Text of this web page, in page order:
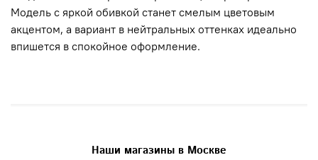
Модель с яркой обивкой станет смелым цветовым
акцентом, а вариант в нейтральных оттенках идеально
впишется в спокойное оформление.
Наши магазины в Москве